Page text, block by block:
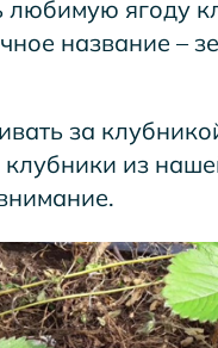
ягоду
название –
за
из